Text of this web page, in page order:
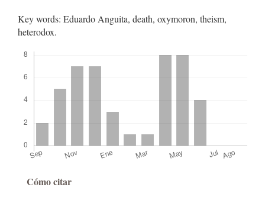
Key words: Eduardo Anguita, death, oxymoron, theism,
heterodox.
Detalles
Cómo citar